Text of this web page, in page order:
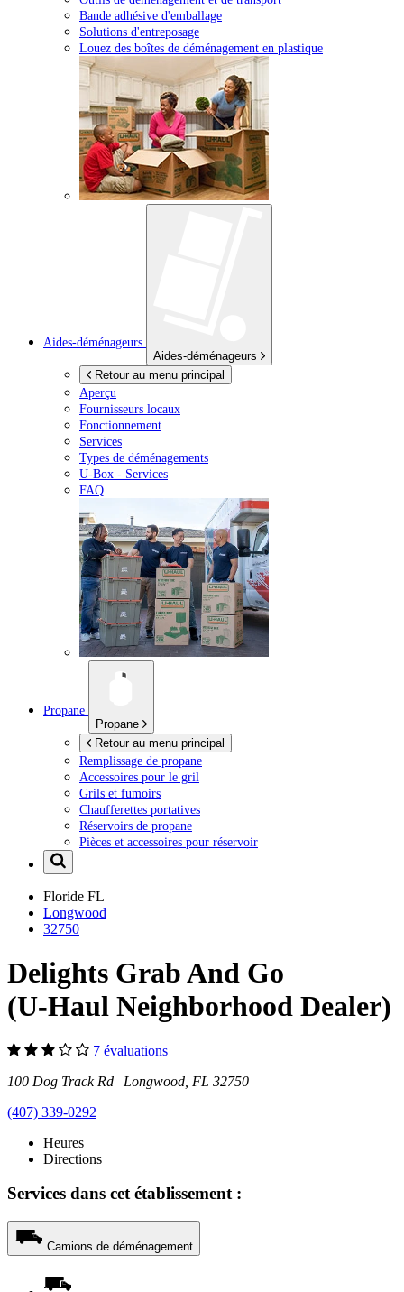
Bande adhésive d'emballage
Solutions d'entreposage
Louez des boîtes de déménagement en plastique
Aides-déménageurs
Aides-déménageurs
Retour au menu principal
Aperçu
Fournisseurs locaux
Fonctionnement
Services
Types de déménagements
U-Box - Services
FAQ
Propane
Propane
Retour au menu principal
Remplissage de propane
Accessoires pour le gril
Grils et fumoirs
Chaufferettes portatives
Réservoirs de propane
Pièces et accessoires pour réservoir
Floride FL
Longwood
32750
Delights Grab And Go
(U-Haul Neighborhood Dealer)
7 évaluations
100 Dog Track Rd Longwood, FL 32750
(407) 339-0292
Heures
Directions
Services dans cet établissement :
Camions de déménagement